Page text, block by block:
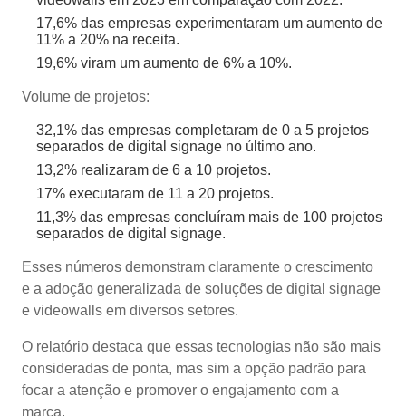
17,6% das empresas experimentaram um aumento de
11% a 20% na receita.
19,6% viram um aumento de 6% a 10%.
Volume de projetos:
32,1% das empresas completaram de 0 a 5 projetos
separados de digital signage no último ano.
13,2% realizaram de 6 a 10 projetos.
17% executaram de 11 a 20 projetos.
11,3% das empresas concluíram mais de 100 projetos
separados de digital signage.
Esses números demonstram claramente o crescimento
e a adoção generalizada de soluções de digital signage
e videowalls em diversos setores.
O relatório destaca que essas tecnologias não são mais
consideradas de ponta, mas sim a opção padrão para
focar a atenção e promover o engajamento com a
marca.